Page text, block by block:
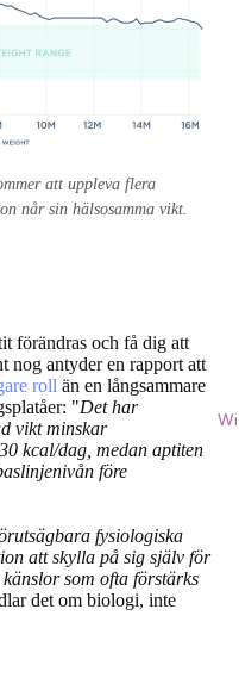
att uppleva flera
når sin hälsosamma vikt.
förändras och få dig att
nog antyder en rapport att
roll än en långsammare
"Det har
vikt minskar
kcal/dag, medan aptiten
före
fysiologiska
att skylla på sig själv för
som ofta förstärks
det om biologi, inte